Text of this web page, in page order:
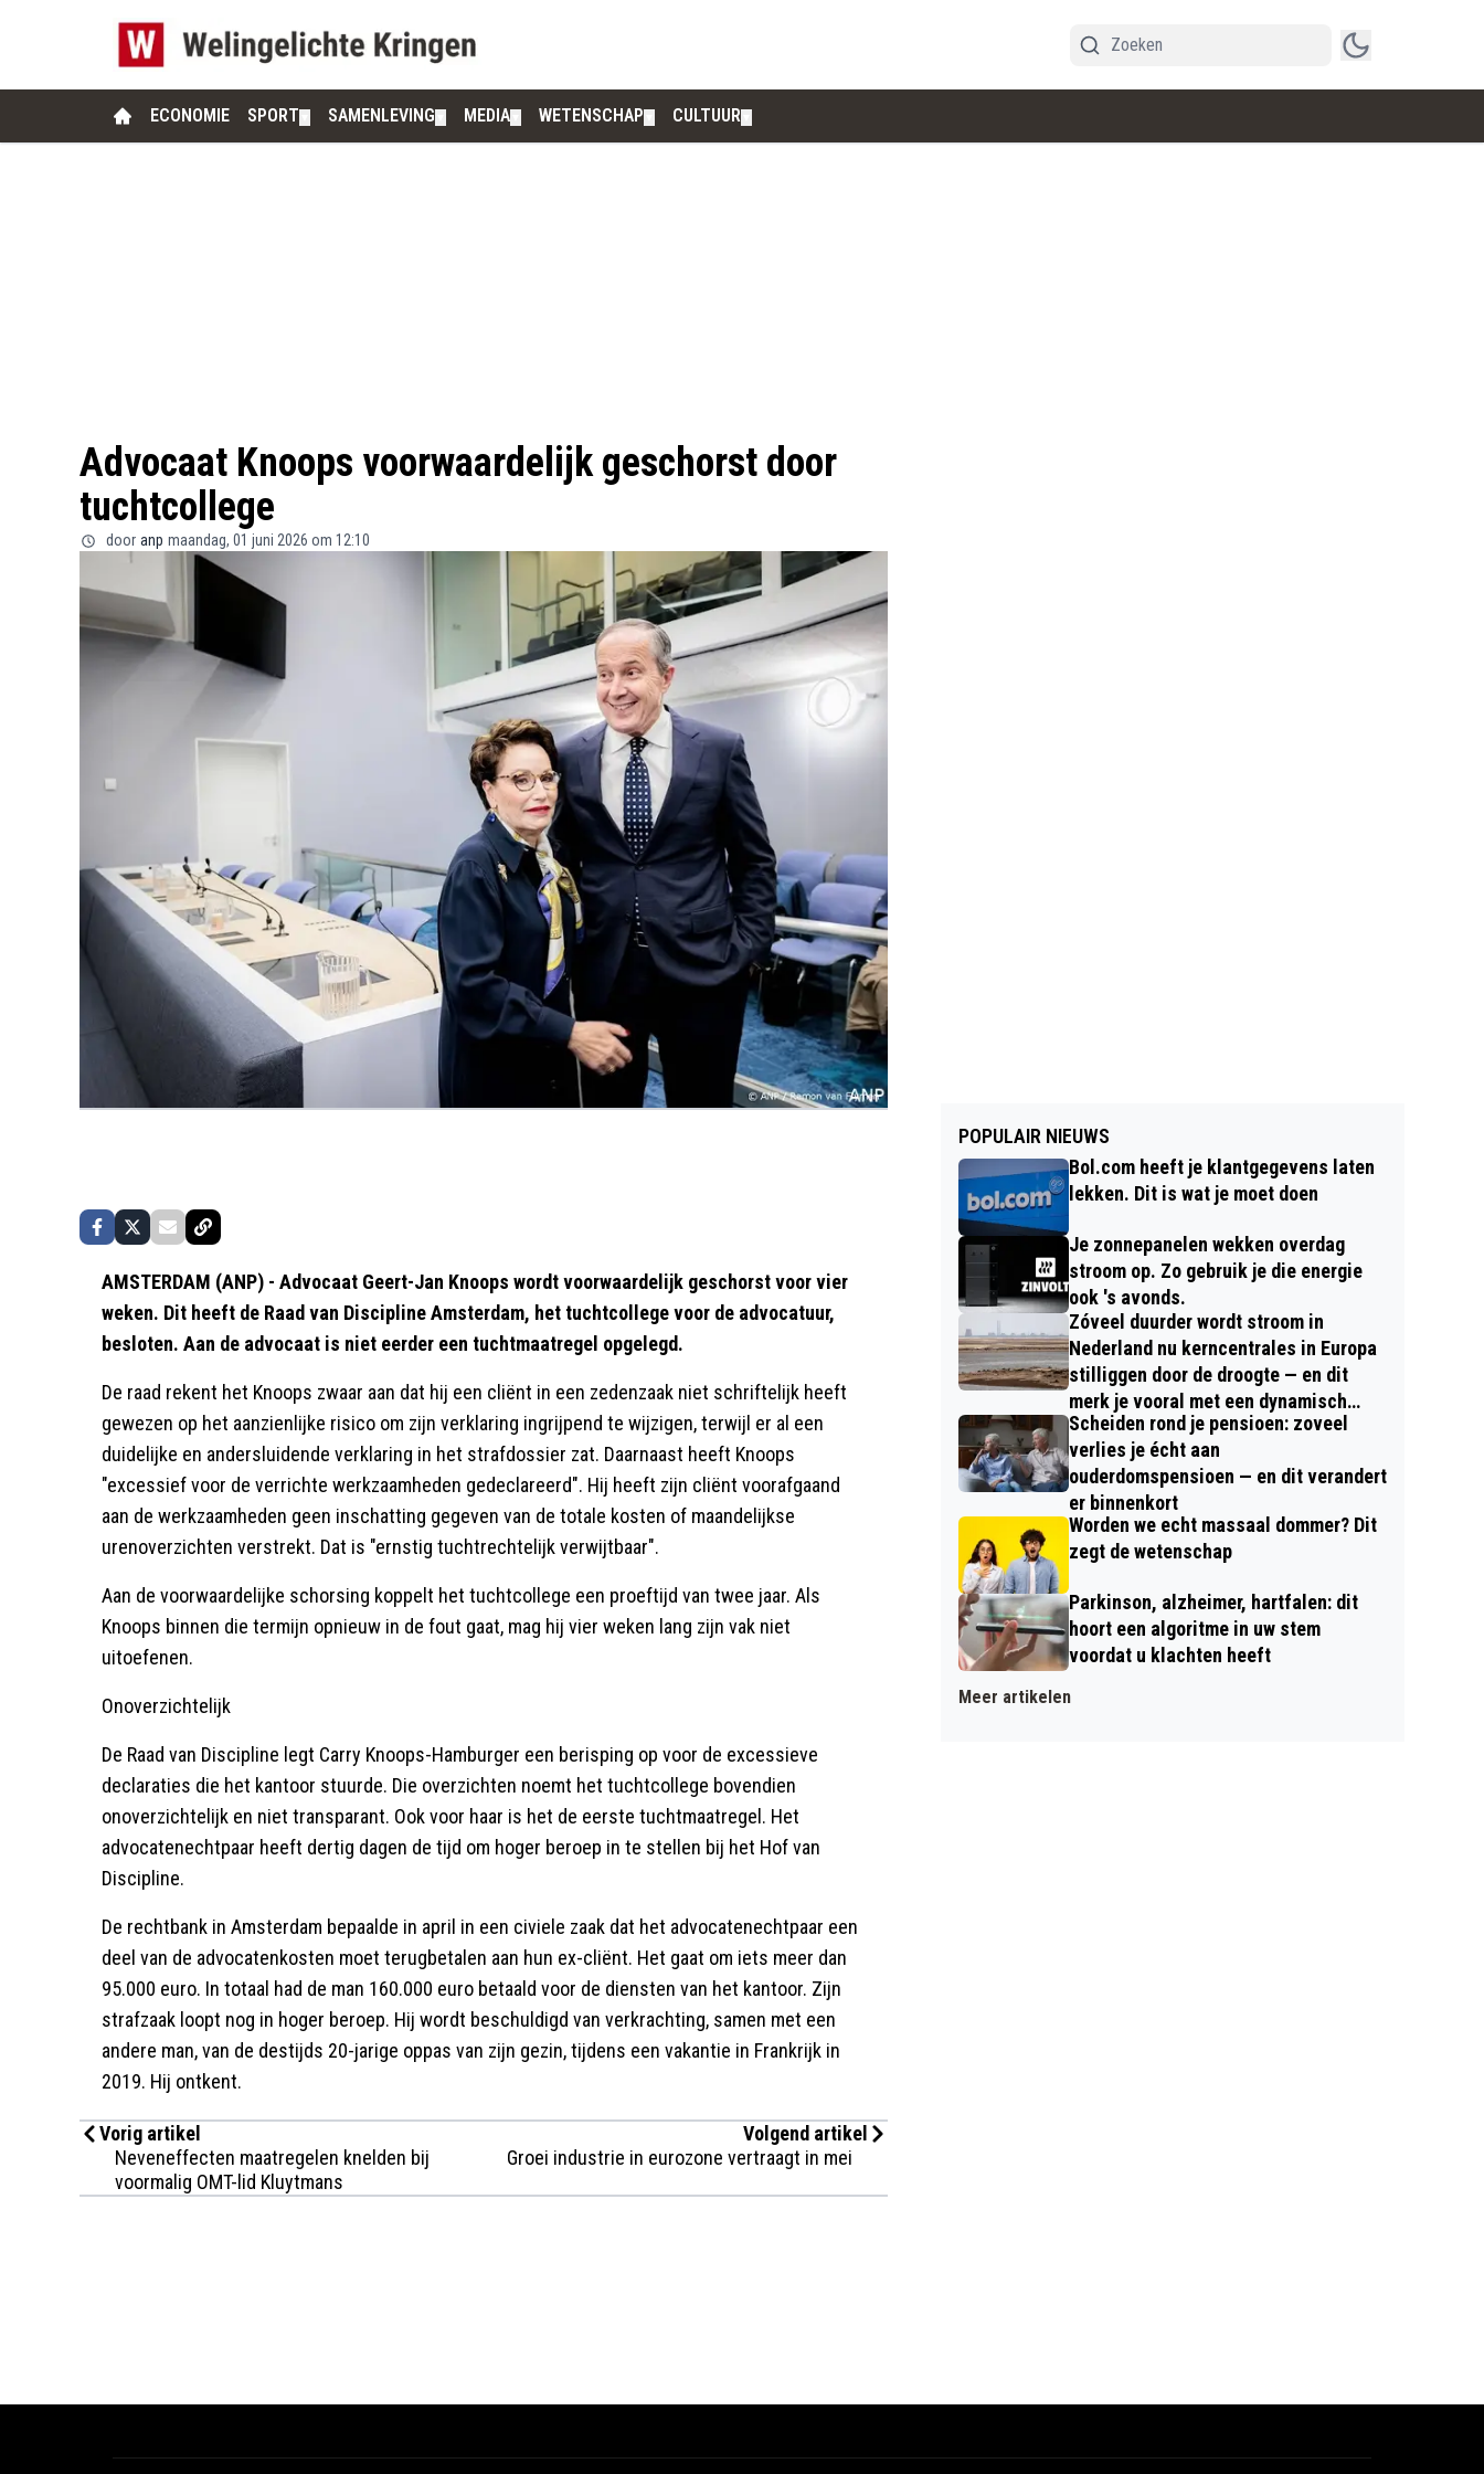
ECONOMIE SPORT SAMENLEVING MEDIA WETENSCHAP CULTUUR
Advocaat Knoops voorwaardelijk geschorst door
tuchtcollege
door anp maandag, 01 juni 2026 om 12:10
AMSTERDAM (ANP) - Advocaat Geert-Jan Knoops wordt voorwaardelijk geschorst voor vier
weken. Dit heeft de Raad van Discipline Amsterdam, het tuchtcollege voor de advocatuur,
besloten. Aan de advocaat is niet eerder een tuchtmaatregel opgelegd.
De raad rekent het Knoops zwaar aan dat hij een cliënt in een zedenzaak niet schriftelijk heeft
gewezen op het aanzienlijke risico om zijn verklaring ingrijpend te wijzigen, terwijl er al een
duidelijke en andersluidende verklaring in het strafdossier zat. Daarnaast heeft Knoops
"excessief voor de verrichte werkzaamheden gedeclareerd". Hij heeft zijn cliënt voorafgaand
aan de werkzaamheden geen inschatting gegeven van de totale kosten of maandelijkse
urenoverzichten verstrekt. Dat is "ernstig tuchtrechtelijk verwijtbaar".
Aan de voorwaardelijke schorsing koppelt het tuchtcollege een proeftijd van twee jaar. Als
Knoops binnen die termijn opnieuw in de fout gaat, mag hij vier weken lang zijn vak niet
uitoefenen.
Onoverzichtelijk
De Raad van Discipline legt Carry Knoops-Hamburger een berisping op voor de excessieve
declaraties die het kantoor stuurde. Die overzichten noemt het tuchtcollege bovendien
onoverzichtelijk en niet transparant. Ook voor haar is het de eerste tuchtmaatregel. Het
advocatenechtpaar heeft dertig dagen de tijd om hoger beroep in te stellen bij het Hof van
Discipline.
De rechtbank in Amsterdam bepaalde in april in een civiele zaak dat het advocatenechtpaar een
deel van de advocatenkosten moet terugbetalen aan hun ex-cliënt. Het gaat om iets meer dan
95.000 euro. In totaal had de man 160.000 euro betaald voor de diensten van het kantoor. Zijn
strafzaak loopt nog in hoger beroep. Hij wordt beschuldigd van verkrachting, samen met een
andere man, van de destijds 20-jarige oppas van zijn gezin, tijdens een vakantie in Frankrijk in
2019. Hij ontkent.
Vorig artikel
Neveneffecten maatregelen knelden bij
voormalig OMT-lid Kluytmans
Volgend artikel
Groei industrie in eurozone vertraagt in mei
POPULAIR NIEUWS
Bol.com heeft je klantgegevens laten
lekken. Dit is wat je moet doen
Je zonnepanelen wekken overdag
stroom op. Zo gebruik je die energie
ook 's avonds.
Zóveel duurder wordt stroom in
Nederland nu kerncentrales in Europa
stilliggen door de droogte — en dit
merk je vooral met een dynamisch
contract
Scheiden rond je pensioen: zoveel
verlies je écht aan
ouderdomspensioen — en dit verandert
er binnenkort
Worden we echt massaal dommer? Dit
zegt de wetenschap
Parkinson, alzheimer, hartfalen: dit
hoort een algoritme in uw stem
voordat u klachten heeft
Meer artikelen